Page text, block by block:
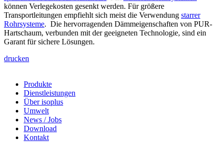
können Verlegekosten gesenkt werden. Für größere
Transportleitungen empfiehlt sich meist die Verwendung starrer
Rohrsysteme. Die hervorragenden Dämmeigenschaften von PUR-
Hartschaum, verbunden mit der geeigneten Technologie, sind ein
Garant für sichere Lösungen.
drucken
Produkte
Dienstleistungen
Über isoplus
Umwelt
News / Jobs
Download
Kontakt